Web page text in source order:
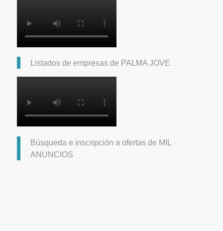
Listados de empresas de PALMA JOVE
Búsqueda e inscripción a ofertas de MIL
ANUNCIOS